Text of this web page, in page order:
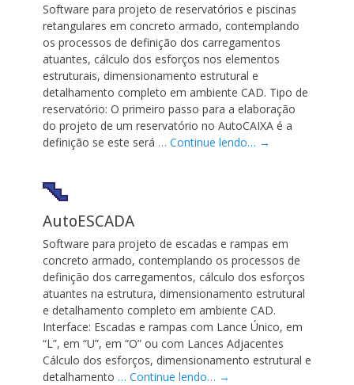
Software para projeto de reservatórios e piscinas
retangulares em concreto armado, contemplando
os processos de definição dos carregamentos
atuantes, cálculo dos esforços nos elementos
estruturais, dimensionamento estrutural e
detalhamento completo em ambiente CAD. Tipo de
reservatório: O primeiro passo para a elaboração
do projeto de um reservatório no AutoCAIXA é a
definição se este será … Continue lendo… →
AutoESCADA
Software para projeto de escadas e rampas em
concreto armado, contemplando os processos de
definição dos carregamentos, cálculo dos esforços
atuantes na estrutura, dimensionamento estrutural
e detalhamento completo em ambiente CAD.
Interface: Escadas e rampas com Lance Único, em
“L”, em “U”, em “O” ou com Lances Adjacentes
Cálculo dos esforços, dimensionamento estrutural e
detalhamento … Continue lendo… →